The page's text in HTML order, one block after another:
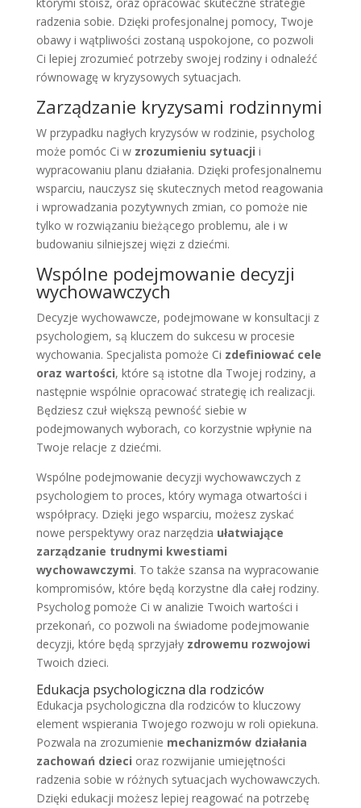
radzenia sobie. Dzięki profesjonalnej pomocy, Twoje
obawy i wątpliwości zostaną uspokojone, co pozwoli
Ci lepiej zrozumieć potrzeby swojej rodziny i odnaleźć
równowagę w kryzysowych sytuacjach.
Zarządzanie kryzysami rodzinnymi
W przypadku nagłych kryzysów w rodzinie, psycholog
może pomóc Ci w zrozumieniu sytuacji i
wypracowaniu planu działania. Dzięki profesjonalnemu
wsparciu, nauczysz się skutecznych metod reagowania
i wprowadzania pozytywnych zmian, co pomoże nie
tylko w rozwiązaniu bieżącego problemu, ale i w
budowaniu silniejszej więzi z dziećmi.
Wspólne podejmowanie decyzji
wychowawczych
Decyzje wychowawcze, podejmowane w konsultacji z
psychologiem, są kluczem do sukcesu w procesie
wychowania. Specjalista pomoże Ci zdefiniować cele
oraz wartości, które są istotne dla Twojej rodziny, a
następnie wspólnie opracować strategię ich realizacji.
Będziesz czuł większą pewność siebie w
podejmowanych wyborach, co korzystnie wpłynie na
Twoje relacje z dziećmi.
Wspólne podejmowanie decyzji wychowawczych z
psychologiem to proces, który wymaga otwartości i
współpracy. Dzięki jego wsparciu, możesz zyskać
nowe perspektywy oraz narzędzia ułatwiające
zarządzanie trudnymi kwestiami
wychowawczymi. To także szansa na wypracowanie
kompromisów, które będą korzystne dla całej rodziny.
Psycholog pomoże Ci w analizie Twoich wartości i
przekonań, co pozwoli na świadome podejmowanie
decyzji, które będą sprzyjały zdrowemu rozwojowi
Twoich dzieci.
Edukacja psychologiczna dla rodziców
Edukacja psychologiczna dla rodziców to kluczowy
element wspierania Twojego rozwoju w roli opiekuna.
Pozwala na zrozumienie mechanizmów działania
zachowań dzieci oraz rozwijanie umiejętności
radzenia sobie w różnych sytuacjach wychowawczych.
Dzięki edukacji możesz lepiej reagować na potrzebę